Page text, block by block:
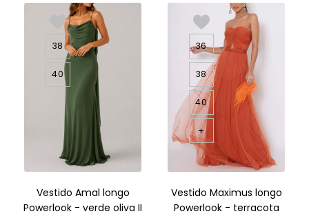
38
40
Vestido Amal longo
Powerlook - verde oliva II
36
38
40
+
Vestido Maximus longo
Powerlook - terracota